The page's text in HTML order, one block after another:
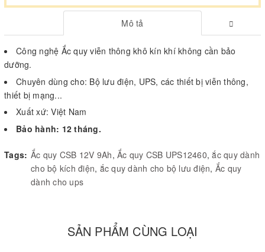
Mô tả
Công nghệ Ắc quy viễn thông khô kín khí không cần bảo
dưỡng.
Chuyên dùng cho: Bộ lưu điện, UPS, các thiết bị viễn thông,
thiết bị mạng...
Xuất xứ: Việt Nam
Bảo hành: 12 tháng.
Tags: Ắc quy CSB 12V 9Ah, Ắc quy CSB UPS12460,ắc quy dành
cho bộ kích điện, ắc quy dành cho bộ lưu điện, Ắc quy
dành cho ups
SẢN PHẨM CÙNG LOẠI